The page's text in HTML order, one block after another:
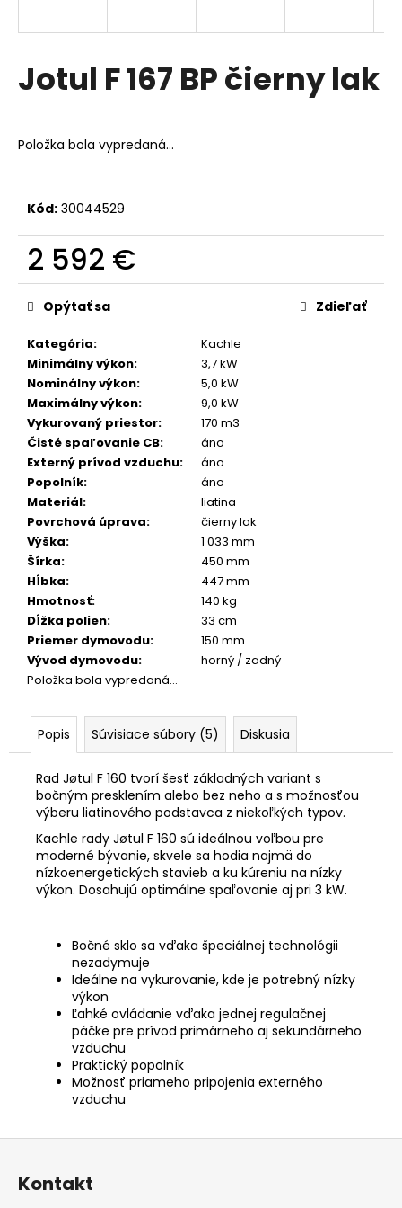
Jotul F 167 BP čierny lak
Položka bola vypredaná…
Kód: 30044529
2 592 €
Jednotková
cena:
Kategória:
Kachle
Minimálny výkon:
3,7 kW
Nominálny výkon:
5,0 kW
Maximálny výkon:
9,0 kW
Vykurovaný priestor:
170 m3
Čisté spaľovanie CB:
áno
Externý prívod vzduchu:
áno
Popolník:
áno
Materiál:
liatina
Povrchová úprava:
čierny lak
Výška:
1 033 mm
Šírka:
450 mm
Hĺbka:
447 mm
Hmotnosť:
140 kg
Dĺžka polien:
33 cm
Priemer dymovodu:
150 mm
Vývod dymovodu:
horný / zadný
Položka bola vypredaná…
Opýtať sa Zdieľať
Popis Súvisiace súbory (5) Diskusia
Rad Jøtul F 160 tvorí šesť základných variant s
bočným presklením alebo bez neho a s možnosťou
výberu liatinového podstavca z niekoľkých typov.
Kachle rady Jøtul F 160 sú ideálnou voľbou pre
moderné bývanie, skvele sa hodia najmä do
nízkoenergetických stavieb a ku kúreniu na nízky
výkon. Dosahujú optimálne spaľovanie aj pri 3 kW.
Bočné sklo sa vďaka špeciálnej technológii
nezadymuje
Ideálne na vykurovanie, kde je potrebný nízky
výkon
Ľahké ovládanie vďaka jednej regulačnej
páčke pre prívod primárneho aj sekundárneho
vzduchu
Praktický popolník
Možnosť priameho pripojenia externého
vzduchu
s
ť
O
d
o
ú
č
a
m
e
Z
Kontakt